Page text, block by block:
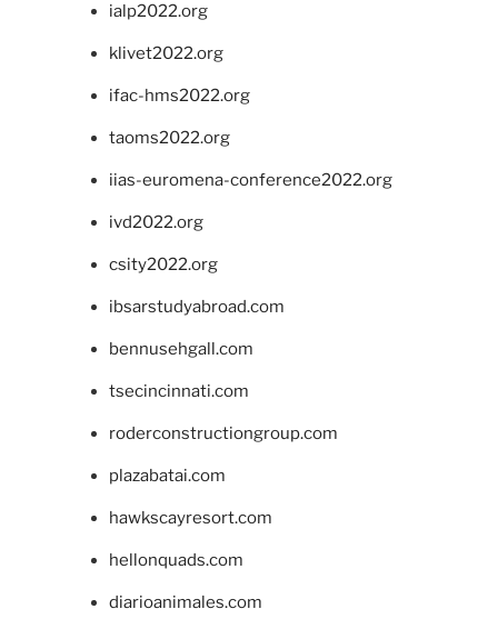
ialp2022.org
klivet2022.org
ifac-hms2022.org
taoms2022.org
iias-euromena-conference2022.org
ivd2022.org
csity2022.org
ibsarstudyabroad.com
bennusehgall.com
tsecincinnati.com
roderconstructiongroup.com
plazabatai.com
hawkscayresort.com
hellonquads.com
diarioanimales.com